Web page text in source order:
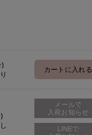
カートに入れる
メールで
入荷お知らせ